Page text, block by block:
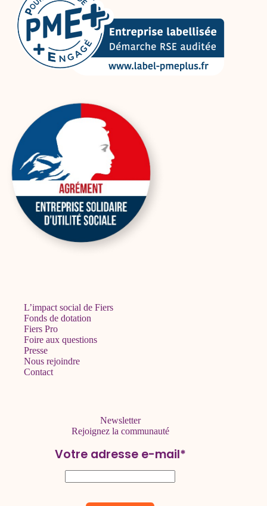
L’impact social de Fiers
Fonds de dotation
Fiers Pro
Foire aux questions
Presse
Nous rejoindre
Contact
Newsletter
Rejoignez la communauté
Votre adresse e-mail*